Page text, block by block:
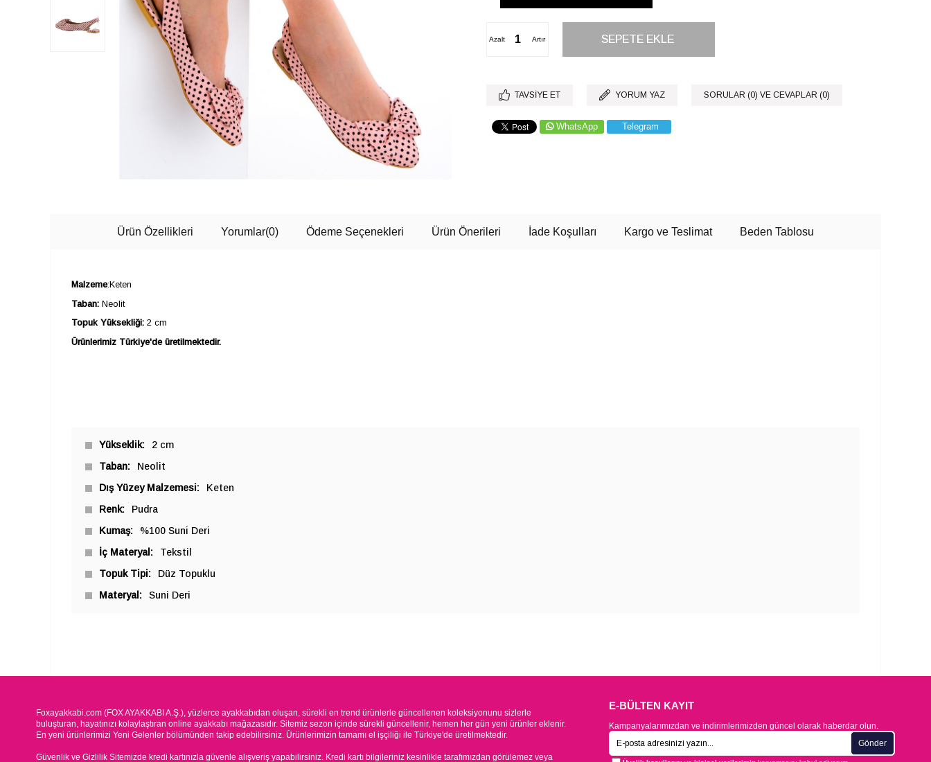
Artır
Azalt
TAVSIYE ET YORUM YAZ SORULAR (0) VE CEVAPLAR (0)
WhatsApp Telegram
Ürün Özellikleri Yorumlar(0) Ödeme Seçenekleri Ürün Önerileri İade Koşulları Kargo ve Teslimat Beden Tablosu
Malzeme:Keten
Taban: Neolit
Topuk Yüksekliği: 2 cm
Ürünlerimiz Türkiye'de üretilmektedir.
Yükseklik
2 cm
Taban
Neolit
Dış Yüzey Malzemesi
Keten
Renk
Pudra
Kumaş
%100 Suni Deri
İç Materyal
Tekstil
Topuk Tipi
Düz Topuklu
Materyal
Suni Deri
Foxayakkabi.com (FOX AYAKKABI A.Ş.), yüzlerce ayakkabıdan oluşan, sürekli en trend ürünlerle güncellenen koleksiyonunu sizlerle
buluşturan, hayatınızı kolaylaştıran online ayakkabı mağazasıdır. Sitemiz sezon içinde sürekli güncellenir, hemen her gün yeni ürünler eklenir.
En yeni ürünlerimizi Yeni Gelenler bölümünden takip edebilirsiniz. Ürünlerimizin tamamı el işçiliği ile Türkiye'de üretilmektedir.
Güvenlik ve Gizlilik Sitemizde kredi kartınızla güvenle alışveriş yapabilirsiniz. Kredi kartı bilgileriniz kesinlikle tarafımızdan görülemez veya
E-BÜLTEN KAYIT
Kampanyalarımızdan ve indirimlerimizden güncel olarak haberdar olun.
Gönder